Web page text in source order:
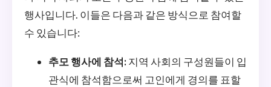
행사입니다. 이들은 다음과 같은 방식으로 참여할
수 있습니다:
추모 행사에 참석: 지역 사회의 구성원들이 입
관식에 참석함으로써 고인에게 경의를 표할